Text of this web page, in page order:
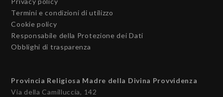
Termini e condizioni di utilizzo
Cookie policy
Responsabile della Protezione dei Dati
Obblighi di trasparenza
Provincia Religiosa Madre della Divina Provvidenza
Via della Camilluccia, 142